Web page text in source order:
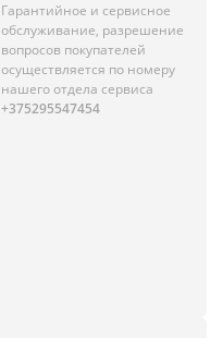
Гарантийное и сервисное
обслуживание, разрешение
вопросов покупателей
осуществляется по номеру
нашего отдела сервиса
+375295547454